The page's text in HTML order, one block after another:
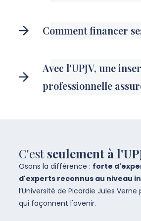
Comment financer
Avec l'UPJV, une
professionnelle
C'estseulement à
Osons la différence : forte
d'experts reconnus au niveau
l‘Université de Picardie Jules
qui façonnent l'avenir.